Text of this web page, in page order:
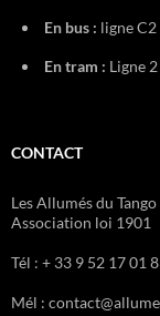
En bus : ligne
En tram : Ligne
CONTACT
Les Allumés du Tango
Association loi 1901
Tél : + 33 9 52 17 01
Mél :